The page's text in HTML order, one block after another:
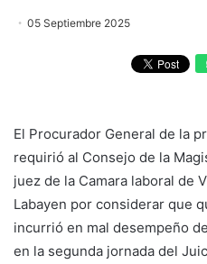
05 Septiembre 2025
El Procurador General de la
requirió al Consejo de la
juez de la Camara laboral de
Labayen por considerar que
incurrió en mal desempeño
en la segunda jornada del